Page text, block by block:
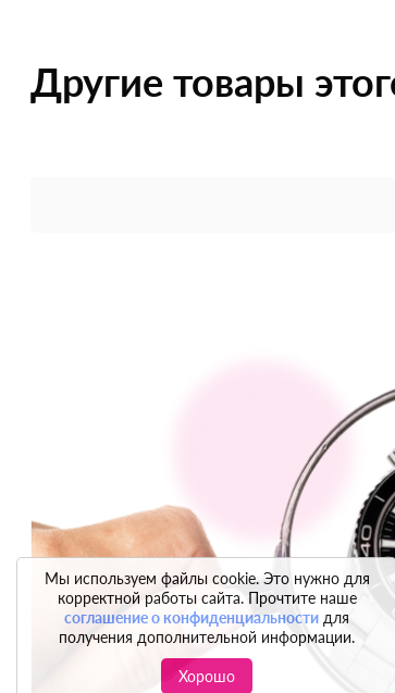
Другие товары
Мы используем файлы cookie. Это нужно для
корректной работы сайта. Прочтите наше
соглашение о конфиденциальности для
получения дополнительной информации.
Хорошо